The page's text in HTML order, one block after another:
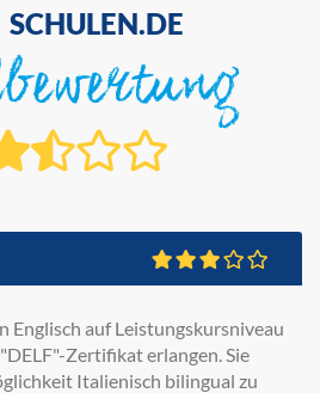
SCHULEN.DE
Englisch auf Leistungskursniveau
Zertifikat erlangen. Sie
Italienisch bilingual zu